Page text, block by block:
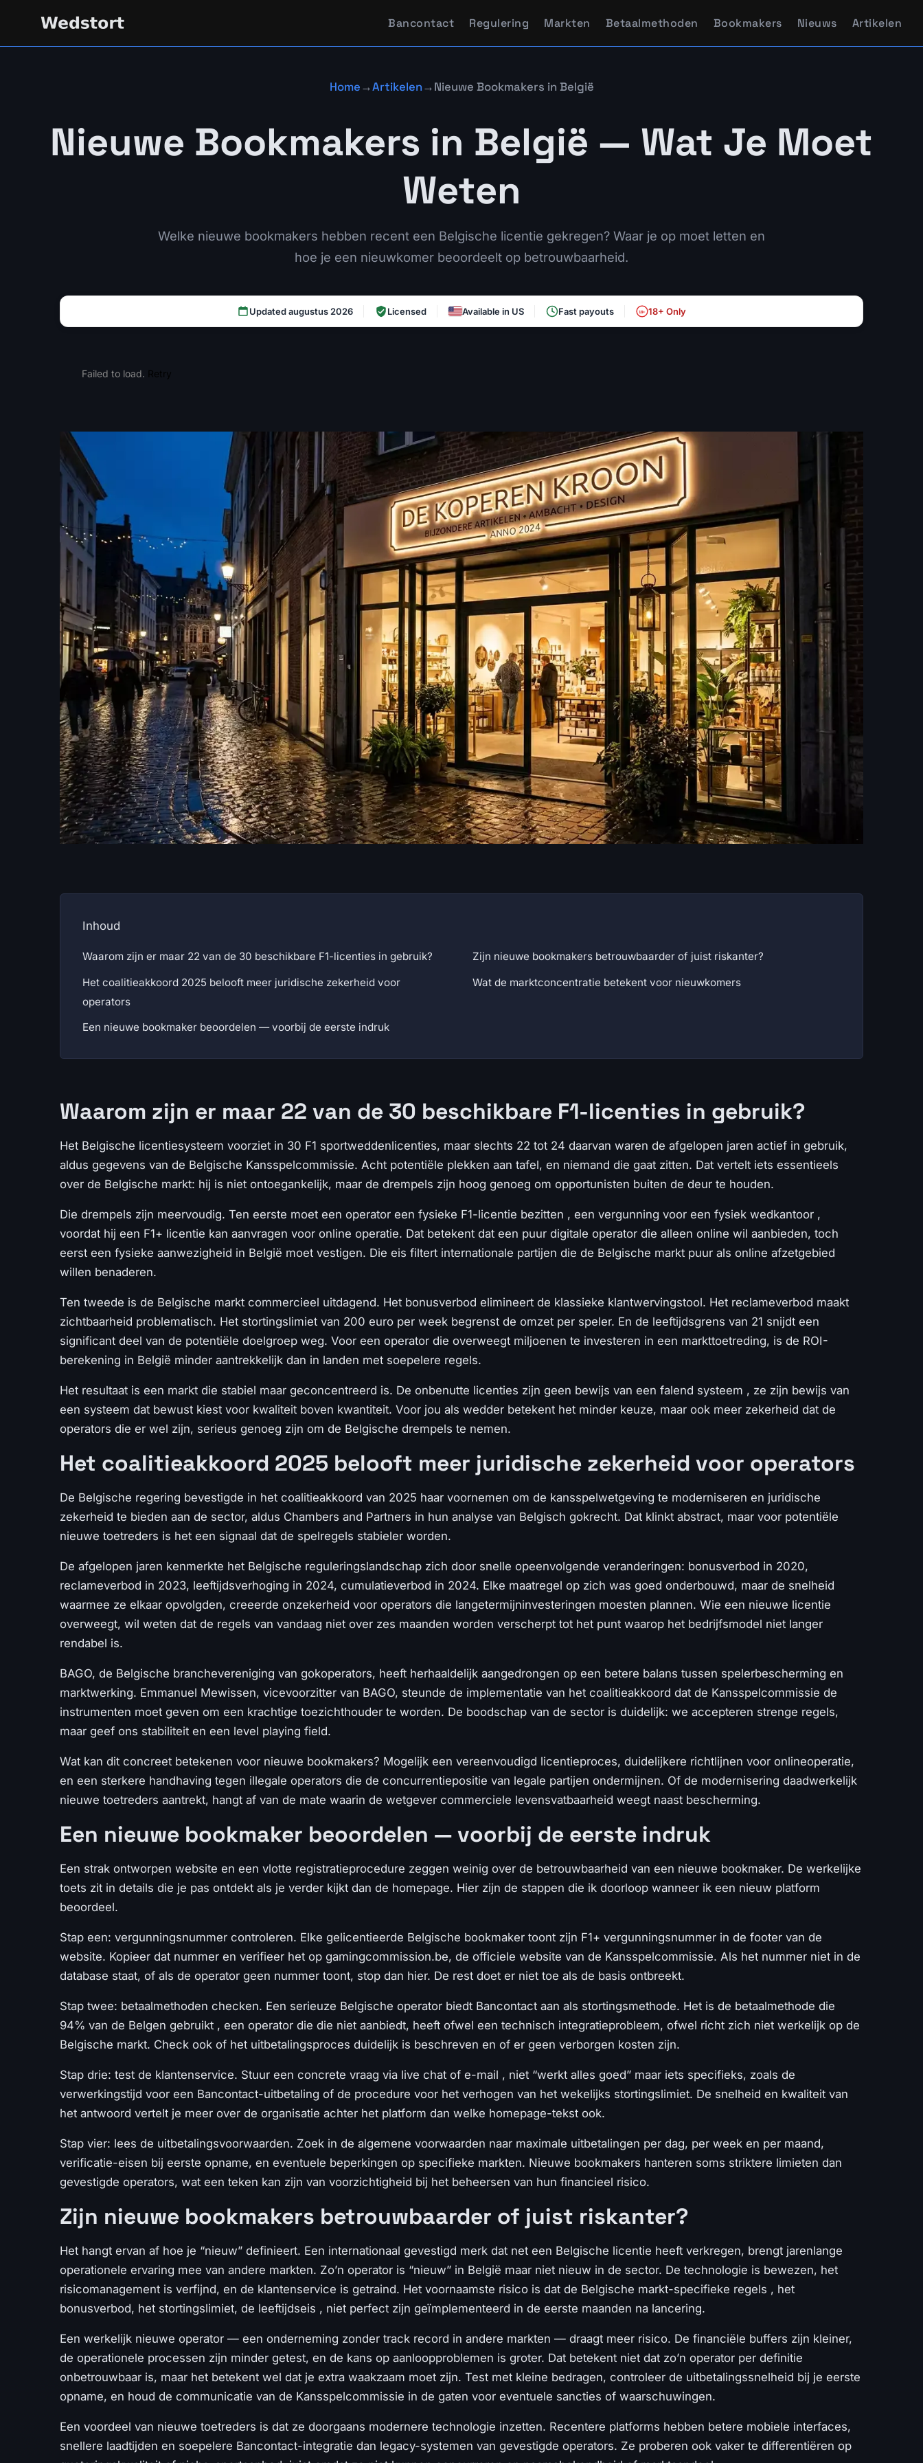
Bancontact Regulering Markten Betaalmethoden Bookmakers Nieuws Artikelen
Home→Artikelen→Nieuwe Bookmakers in België
Nieuwe Bookmakers in België — Wat Je Moet
Weten
Welke nieuwe bookmakers hebben recent een Belgische licentie gekregen? Waar je op moet letten en
hoe je een nieuwkomer beoordeelt op betrouwbaarheid.
Updated augustus 2026 Licensed Available in US Fast payouts 18+ 18+ Only
Failed to load. Retry
Inhoud
Waarom zijn er maar 22 van de 30 beschikbare F1-licenties in gebruik?
Het coalitieakkoord 2025 belooft meer juridische zekerheid voor
operators
Een nieuwe bookmaker beoordelen — voorbij de eerste indruk
Zijn nieuwe bookmakers betrouwbaarder of juist riskanter?
Wat de marktconcentratie betekent voor nieuwkomers
Waarom zijn er maar 22 van de 30 beschikbare F1-licenties in gebruik?
Het Belgische licentiesysteem voorziet in 30 F1 sportweddenlicenties, maar slechts 22 tot 24 daarvan waren de afgelopen jaren actief in gebruik,
aldus gegevens van de Belgische Kansspelcommissie. Acht potentiële plekken aan tafel, en niemand die gaat zitten. Dat vertelt iets essentieels
over de Belgische markt: hij is niet ontoegankelijk, maar de drempels zijn hoog genoeg om opportunisten buiten de deur te houden.
Die drempels zijn meervoudig. Ten eerste moet een operator een fysieke F1-licentie bezitten , een vergunning voor een fysiek wedkantoor ,
voordat hij een F1+ licentie kan aanvragen voor online operatie. Dat betekent dat een puur digitale operator die alleen online wil aanbieden, toch
eerst een fysieke aanwezigheid in België moet vestigen. Die eis filtert internationale partijen die de Belgische markt puur als online afzetgebied
willen benaderen.
Ten tweede is de Belgische markt commercieel uitdagend. Het bonusverbod elimineert de klassieke klantwervingstool. Het reclameverbod maakt
zichtbaarheid problematisch. Het stortingslimiet van 200 euro per week begrenst de omzet per speler. En de leeftijdsgrens van 21 snijdt een
significant deel van de potentiële doelgroep weg. Voor een operator die overweegt miljoenen te investeren in een markttoetreding, is de ROI-
berekening in België minder aantrekkelijk dan in landen met soepelere regels.
Het resultaat is een markt die stabiel maar geconcentreerd is. De onbenutte licenties zijn geen bewijs van een falend systeem , ze zijn bewijs van
een systeem dat bewust kiest voor kwaliteit boven kwantiteit. Voor jou als wedder betekent het minder keuze, maar ook meer zekerheid dat de
operators die er wel zijn, serieus genoeg zijn om de Belgische drempels te nemen.
Het coalitieakkoord 2025 belooft meer juridische zekerheid voor operators
De Belgische regering bevestigde in het coalitieakkoord van 2025 haar voornemen om de kansspelwetgeving te moderniseren en juridische
zekerheid te bieden aan de sector, aldus Chambers and Partners in hun analyse van Belgisch gokrecht. Dat klinkt abstract, maar voor potentiële
nieuwe toetreders is het een signaal dat de spelregels stabieler worden.
De afgelopen jaren kenmerkte het Belgische reguleringslandschap zich door snelle opeenvolgende veranderingen: bonusverbod in 2020,
reclameverbod in 2023, leeftijdsverhoging in 2024, cumulatieverbod in 2024. Elke maatregel op zich was goed onderbouwd, maar de snelheid
waarmee ze elkaar opvolgden, creeerde onzekerheid voor operators die langetermijninvesteringen moesten plannen. Wie een nieuwe licentie
overweegt, wil weten dat de regels van vandaag niet over zes maanden worden verscherpt tot het punt waarop het bedrijfsmodel niet langer
rendabel is.
BAGO, de Belgische branchevereniging van gokoperators, heeft herhaaldelijk aangedrongen op een betere balans tussen spelerbescherming en
marktwerking. Emmanuel Mewissen, vicevoorzitter van BAGO, steunde de implementatie van het coalitieakkoord dat de Kansspelcommissie de
instrumenten moet geven om een krachtige toezichthouder te worden. De boodschap van de sector is duidelijk: we accepteren strenge regels,
maar geef ons stabiliteit en een level playing field.
Wat kan dit concreet betekenen voor nieuwe bookmakers? Mogelijk een vereenvoudigd licentieproces, duidelijkere richtlijnen voor onlineoperatie,
en een sterkere handhaving tegen illegale operators die de concurrentiepositie van legale partijen ondermijnen. Of de modernisering daadwerkelijk
nieuwe toetreders aantrekt, hangt af van de mate waarin de wetgever commerciele levensvatbaarheid weegt naast bescherming.
Een nieuwe bookmaker beoordelen — voorbij de eerste indruk
Een strak ontworpen website en een vlotte registratieprocedure zeggen weinig over de betrouwbaarheid van een nieuwe bookmaker. De werkelijke
toets zit in details die je pas ontdekt als je verder kijkt dan de homepage. Hier zijn de stappen die ik doorloop wanneer ik een nieuw platform
beoordeel.
Stap een: vergunningsnummer controleren. Elke gelicentieerde Belgische bookmaker toont zijn F1+ vergunningsnummer in de footer van de
website. Kopieer dat nummer en verifieer het op gamingcommission.be, de officiele website van de Kansspelcommissie. Als het nummer niet in de
database staat, of als de operator geen nummer toont, stop dan hier. De rest doet er niet toe als de basis ontbreekt.
Stap twee: betaalmethoden checken. Een serieuze Belgische operator biedt Bancontact aan als stortingsmethode. Het is de betaalmethode die
94% van de Belgen gebruikt , een operator die die niet aanbiedt, heeft ofwel een technisch integratieprobleem, ofwel richt zich niet werkelijk op de
Belgische markt. Check ook of het uitbetalingsproces duidelijk is beschreven en of er geen verborgen kosten zijn.
Stap drie: test de klantenservice. Stuur een concrete vraag via live chat of e-mail , niet “werkt alles goed” maar iets specifieks, zoals de
verwerkingstijd voor een Bancontact-uitbetaling of de procedure voor het verhogen van het wekelijks stortingslimiet. De snelheid en kwaliteit van
het antwoord vertelt je meer over de organisatie achter het platform dan welke homepage-tekst ook.
Stap vier: lees de uitbetalingsvoorwaarden. Zoek in de algemene voorwaarden naar maximale uitbetalingen per dag, per week en per maand,
verificatie-eisen bij eerste opname, en eventuele beperkingen op specifieke markten. Nieuwe bookmakers hanteren soms striktere limieten dan
gevestigde operators, wat een teken kan zijn van voorzichtigheid bij het beheersen van hun financieel risico.
Zijn nieuwe bookmakers betrouwbaarder of juist riskanter?
Het hangt ervan af hoe je “nieuw” definieert. Een internationaal gevestigd merk dat net een Belgische licentie heeft verkregen, brengt jarenlange
operationele ervaring mee van andere markten. Zo’n operator is “nieuw” in België maar niet nieuw in de sector. De technologie is bewezen, het
risicomanagement is verfijnd, en de klantenservice is getraind. Het voornaamste risico is dat de Belgische markt-specifieke regels , het
bonusverbod, het stortingslimiet, de leeftijdseis , niet perfect zijn geïmplementeerd in de eerste maanden na lancering.
Een werkelijk nieuwe operator — een onderneming zonder track record in andere markten — draagt meer risico. De financiële buffers zijn kleiner,
de operationele processen zijn minder getest, en de kans op aanloopproblemen is groter. Dat betekent niet dat zo’n operator per definitie
onbetrouwbaar is, maar het betekent wel dat je extra waakzaam moet zijn. Test met kleine bedragen, controleer de uitbetalingssnelheid bij je eerste
opname, en houd de communicatie van de Kansspelcommissie in de gaten voor eventuele sancties of waarschuwingen.
Een voordeel van nieuwe toetreders is dat ze doorgaans modernere technologie inzetten. Recentere platforms hebben betere mobiele interfaces,
snellere laadtijden en soepelere Bancontact-integratie dan legacy-systemen van gevestigde operators. Ze proberen ook vaker te differentiëren op